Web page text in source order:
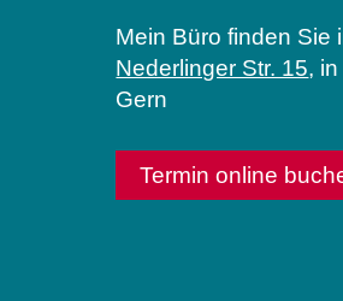
Mein Büro finden Sie
Nederlinger Str. 15,
Gern
Termin online